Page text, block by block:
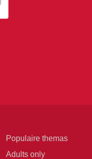
Populaire themas
Adults only